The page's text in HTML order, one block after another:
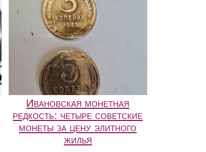
Ивановская монетная
редкость: четыре советские
монеты за цену элитного
жилья